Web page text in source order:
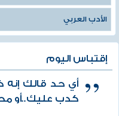
الأدب العربي
إقتباس اليوم
أي حد قالك
كدب عليك..أو